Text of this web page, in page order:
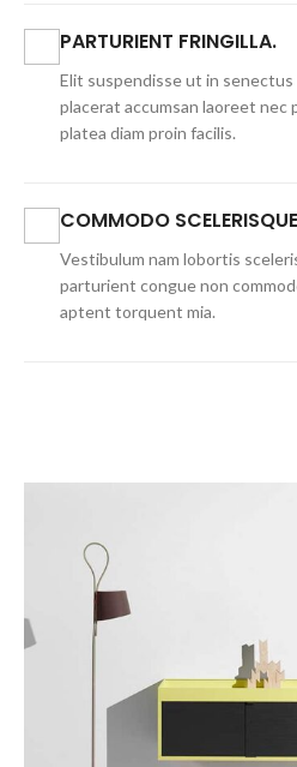
PARTURIENT FRINGILLA.
Elit suspendisse ut in senectus
placerat accumsan laoreet nec
platea diam proin facilis.
COMMODO
Vestibulum nam lobortis
parturient congue non
aptent torquent mia.